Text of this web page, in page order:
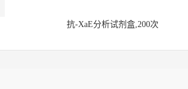
抗-XaE分析试剂盒,200次